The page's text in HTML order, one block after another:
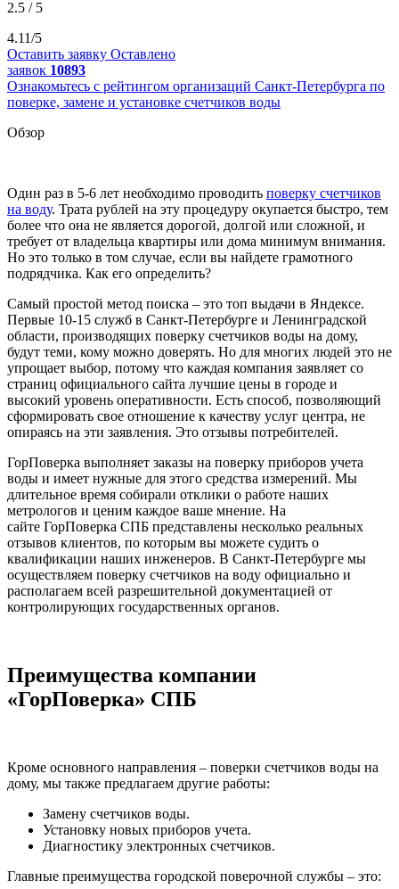
2.5 / 5
4.11/5
Оставить заявку Оставлено
заявок 10893
Ознакомьтесь с рейтингом организаций Санкт-Петербурга по
поверке, замене и установке счетчиков воды
Обзор
Один раз в 5-6 лет необходимо проводить поверку счетчиков
на воду. Трата рублей на эту процедуру окупается быстро, тем
более что она не является дорогой, долгой или сложной, и
требует от владельца квартиры или дома минимум внимания.
Но это только в том случае, если вы найдете грамотного
подрядчика. Как его определить?
Самый простой метод поиска – это топ выдачи в Яндексе.
Первые 10-15 служб в Санкт-Петербурге и Ленинградской
области, производящих поверку счетчиков воды на дому,
будут теми, кому можно доверять. Но для многих людей это не
упрощает выбор, потому что каждая компания заявляет со
страниц официального сайта лучшие цены в городе и
высокий уровень оперативности. Есть способ, позволяющий
сформировать свое отношение к качеству услуг центра, не
опираясь на эти заявления. Это отзывы потребителей.
ГорПоверка выполняет заказы на поверку приборов учета
воды и имеет нужные для этого средства измерений. Мы
длительное время собирали отклики о работе наших
метрологов и ценим каждое ваше мнение. На
сайте ГорПоверка СПБ представлены несколько реальных
отзывов клиентов, по которым вы можете судить о
квалификации наших инженеров. В Санкт-Петербурге мы
осуществляем поверку счетчиков на воду официально и
располагаем всей разрешительной документацией от
контролирующих государственных органов.
Преимущества компании
«ГорПоверка» СПБ
Кроме основного направления – поверки счетчиков воды на
дому, мы также предлагаем другие работы:
Замену счетчиков воды.
Установку новых приборов учета.
Диагностику электронных счетчиков.
Главные преимущества городской поверочной службы – это: